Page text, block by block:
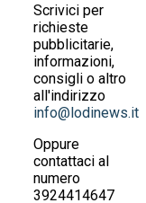
Scrivici per
richieste
pubblicitarie,
informazioni,
consigli o altro
all'indirizzo
info@lodinews.it
Oppure
contattaci al
numero
3924414647